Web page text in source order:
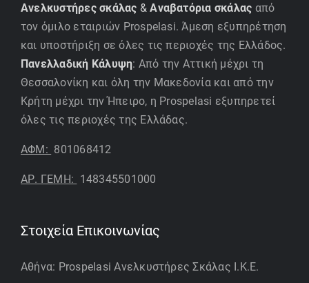
Ανελκυστήρες σκάλας &Αναβατόρια σκάλας από
τον όμιλο εταιριών Prospelasi. Άμεση εξυπηρέτηση
και υποστήριξη σε όλες τις περιοχές της Ελλάδος.
Πανελλαδική Κάλυψη: Από την Αττική μέχρι τη
Θεσσαλονίκη και όλη την Μακεδονία και από την
Κρήτη μέχρι την Ήπειρο, η Prospelasi εξυπηρετεί
όλες τις περιοχές της Ελλάδας.
ΑΦΜ: 801068412
ΑΡ. ΓΕΜΗ: 148345501000
Στοιχεία Επικοινωνίας
Αθήνα: Prospelasi Ανελκυστήρες Σκάλας Ι.Κ.Ε.